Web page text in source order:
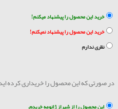
خرید این محصول را پیشنهاد میکنم!
خرید این محصول را پیشنهاد نمیکنم!
نظری ندارم
در صورتی که این محصول را خریداری کرده
این محصول را از شیراز ژانومه خریدم.